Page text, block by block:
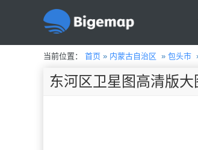
当前位置： 首页 » 内蒙古自治区 » 包头市
东河区卫星图高清版大